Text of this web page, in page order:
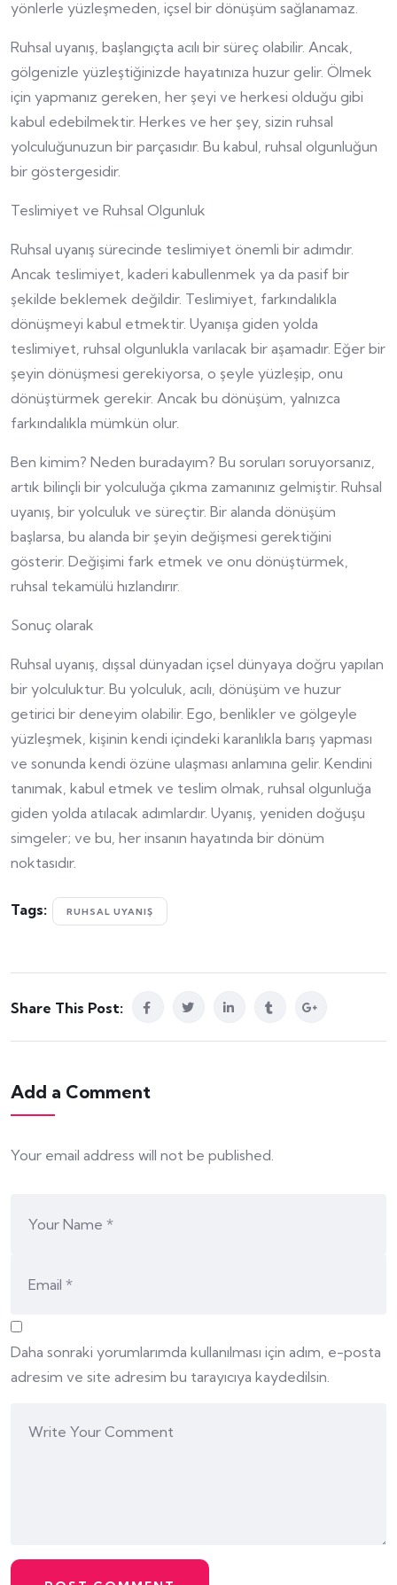
yönlerle yüzleşmeden, içsel bir dönüşüm sağlanamaz.
Ruhsal uyanış, başlangıçta acılı bir süreç olabilir. Ancak,
gölgenizle yüzleştiğinizde hayatınıza huzur gelir. Ölmek
için yapmanız gereken, her şeyi ve herkesi olduğu gibi
kabul edebilmektir. Herkes ve her şey, sizin ruhsal
yolculuğunuzun bir parçasıdır. Bu kabul, ruhsal olgunluğun
bir göstergesidir.
Teslimiyet ve Ruhsal Olgunluk
Ruhsal uyanış sürecinde teslimiyet önemli bir adımdır.
Ancak teslimiyet, kaderi kabullenmek ya da pasif bir
şekilde beklemek değildir. Teslimiyet, farkındalıkla
dönüşmeyi kabul etmektir. Uyanışa giden yolda
teslimiyet, ruhsal olgunlukla varılacak bir aşamadır. Eğer bir
şeyin dönüşmesi gerekiyorsa, o şeyle yüzleşip, onu
dönüştürmek gerekir. Ancak bu dönüşüm, yalnızca
farkındalıkla mümkün olur.
Ben kimim? Neden buradayım? Bu soruları soruyorsanız,
artık bilinçli bir yolculuğa çıkma zamanınız gelmiştir. Ruhsal
uyanış, bir yolculuk ve süreçtir. Bir alanda dönüşüm
başlarsa, bu alanda bir şeyin değişmesi gerektiğini
gösterir. Değişimi fark etmek ve onu dönüştürmek,
ruhsal tekamülü hızlandırır.
Sonuç olarak
Ruhsal uyanış, dışsal dünyadan içsel dünyaya doğru yapılan
bir yolculuktur. Bu yolculuk, acılı, dönüşüm ve huzur
getirici bir deneyim olabilir. Ego, benlikler ve gölgeyle
yüzleşmek, kişinin kendi içindeki karanlıkla barış yapması
ve sonunda kendi özüne ulaşması anlamına gelir. Kendini
tanımak, kabul etmek ve teslim olmak, ruhsal olgunluğa
giden yolda atılacak adımlardır. Uyanış, yeniden doğuşu
simgeler; ve bu, her insanın hayatında bir dönüm
noktasıdır.
Tags: RUHSAL UYANIŞ
Share This Post:
Add a Comment
Your email address will not be published.
Daha sonraki yorumlarımda kullanılması için adım, e-posta
adresim ve site adresim bu tarayıcıya kaydedilsin.